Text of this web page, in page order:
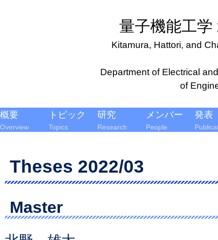
量子機能工学
Kitamura, Hattori, and
Department of Electrical
of
概要 トピック 研究 メンバー 発表
Overview Topics Research People
Theses 2022/03
Master